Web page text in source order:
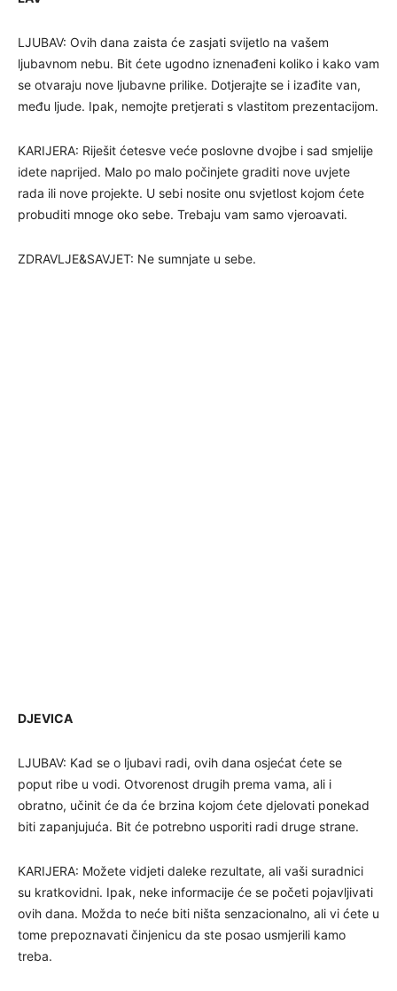
LJUBAV: Ovih dana zaista će zasjati svijetlo na vašem
ljubavnom nebu. Bit ćete ugodno iznenađeni koliko i kako vam
se otvaraju nove ljubavne prilike. Dotjerajte se i izađite van,
među ljude. Ipak, nemojte pretjerati s vlastitom prezentacijom.
KARIJERA: Riješit ćetesve veće poslovne dvojbe i sad smjelije
idete naprijed. Malo po malo počinjete graditi nove uvjete
rada ili nove projekte. U sebi nosite onu svjetlost kojom ćete
probuditi mnoge oko sebe. Trebaju vam samo vjeroavati.
ZDRAVLJE&SAVJET: Ne sumnjate u sebe.
DJEVICA
LJUBAV: Kad se o ljubavi radi, ovih dana osjećat ćete se
poput ribe u vodi. Otvorenost drugih prema vama, ali i
obratno, učinit će da će brzina kojom ćete djelovati ponekad
biti zapanjujuća. Bit će potrebno usporiti radi druge strane.
KARIJERA: Možete vidjeti daleke rezultate, ali vaši suradnici
su kratkovidni. Ipak, neke informacije će se početi pojavljivati
ovih dana. Možda to neće biti ništa senzacionalno, ali vi ćete u
tome prepoznavati činjenicu da ste posao usmjerili kamo
treba.